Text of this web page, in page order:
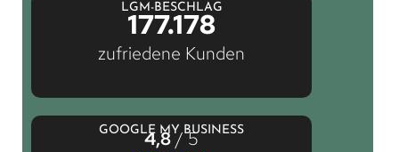
LGM-BESCHLAG
177.178
zufriedene Kunden
GOOGLE MY BUSINESS
4,8/ 5